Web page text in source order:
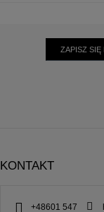
ZAPISZ SIĘ
KONTAKT
+48601 547